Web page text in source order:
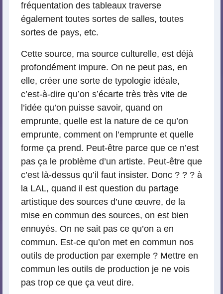
fréquentation des tableaux traverse
également toutes sortes de salles, toutes
sortes de pays, etc.
Cette source, ma source culturelle, est déjà
profondément impure. On ne peut pas, en
elle, créer une sorte de typologie idéale,
c’est-à-dire qu’on s’écarte très très vite de
l’idée qu’on puisse savoir, quand on
emprunte, quelle est la nature de ce qu’on
emprunte, comment on l’emprunte et quelle
forme ça prend. Peut-être parce que ce n’est
pas ça le problème d’un artiste. Peut-être que
c’est là-dessus qu’il faut insister. Donc ? ? ? à
la LAL, quand il est question du partage
artistique des sources d’une œuvre, de la
mise en commun des sources, on est bien
ennuyés. On ne sait pas ce qu’on a en
commun. Est-ce qu’on met en commun nos
outils de production par exemple ? Mettre en
commun les outils de production je ne vois
pas trop ce que ça veut dire.